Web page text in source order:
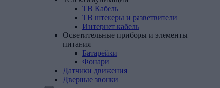
ТВ Кабель
ТВ штекеры и разветвители
Интернет кабель
Осветительные приборы и элементы
питания
Батарейки
Фонари
Датчики движения
Дверные звонки